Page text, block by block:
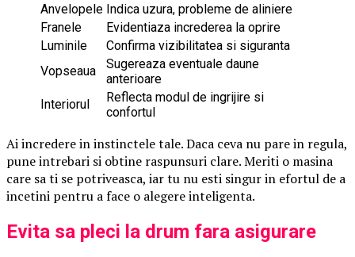
Anvelopele Indica uzura, probleme de aliniere
Franele
Evidentiaza increderea la oprire
Luminile
Confirma vizibilitatea si siguranta
Vopseaua
Sugereaza eventuale daune
anterioare
Interiorul
Reflecta modul de ingrijire si
confortul
Ai incredere in instinctele tale. Daca ceva nu pare in regula,
pune intrebari si obtine raspunsuri clare. Meriti o masina
care sa ti se potriveasca, iar tu nu esti singur in efortul de a
incetini pentru a face o alegere inteligenta.
Evita sa pleci la drum fara asigurare